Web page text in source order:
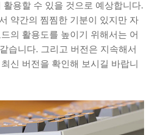
용할 수 있을 것으로 예상합니다.
약간의 찜찜한 기분이 있지만 자
의 활용도를 높이기 위해서는 어
습니다. 그리고 버전은 지속해서
신 버전을 확인해 보시길 바랍니